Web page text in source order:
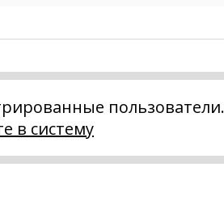
пользователи.
в систему